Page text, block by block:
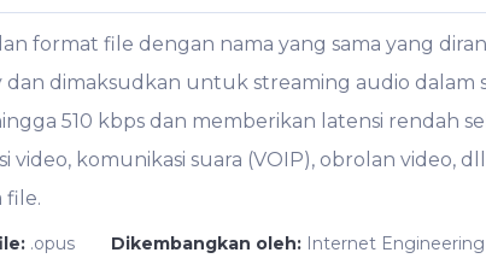
format file dengan nama yang sama yang
dimaksudkan untuk streaming audio dalam
510 kbps dan memberikan latensi rendah
video, komunikasi suara (VOIP), obrolan video,
file.
.opus Dikembangkan oleh: Internet Engineering